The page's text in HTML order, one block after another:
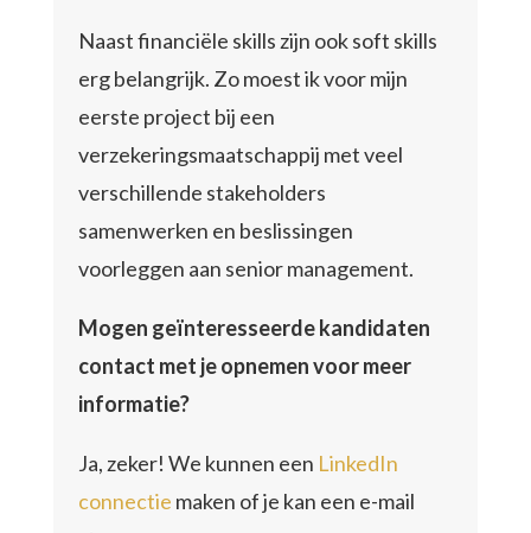
Naast financiële skills zijn ook soft skills
erg belangrijk. Zo moest ik voor mijn
eerste project bij een
verzekeringsmaatschappij met veel
verschillende stakeholders
samenwerken en beslissingen
voorleggen aan senior management.
Mogen geïnteresseerde kandidaten
contact met je opnemen voor meer
informatie?
Ja, zeker! We kunnen een LinkedIn
connectie maken of je kan een e-mail